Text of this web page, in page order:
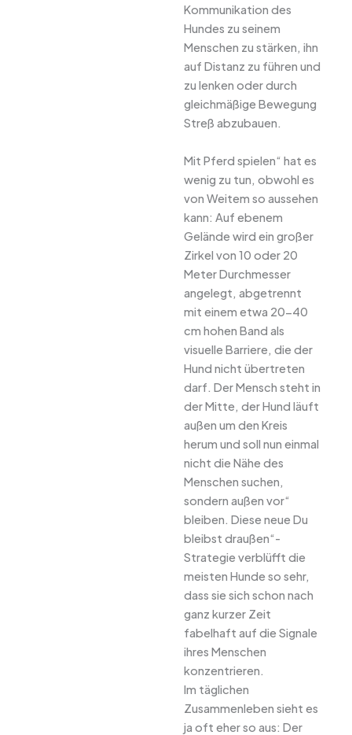
Kommunikation des
Hundes zu seinem
Menschen zu stärken, ihn
auf Distanz zu führen und
zu lenken oder durch
gleichmäßige Bewegung
Streß abzubauen.
Mit Pferd spielen“ hat es
wenig zu tun, obwohl es
von Weitem so aussehen
kann: Auf ebenem
Gelände wird ein großer
Zirkel von 10 oder 20
Meter Durchmesser
angelegt, abgetrennt
mit einem etwa 20-40
cm hohen Band als
visuelle Barriere, die der
Hund nicht übertreten
darf. Der Mensch steht in
der Mitte, der Hund läuft
außen um den Kreis
herum und soll nun einmal
nicht die Nähe des
Menschen suchen,
sondern außen vor“
bleiben. Diese neue Du
bleibst draußen“-
Strategie verblüfft die
meisten Hunde so sehr,
dass sie sich schon nach
ganz kurzer Zeit
fabelhaft auf die Signale
ihres Menschen
konzentrieren.
Im täglichen
Zusammenleben sieht es
ja oft eher so aus: Der